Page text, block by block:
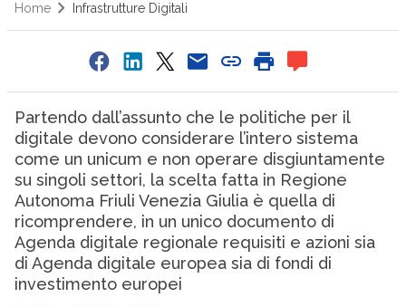
Home Infrastrutture Digitali
Partendo dall’assunto che le politiche per il
digitale devono considerare l’intero sistema
come un unicum e non operare disgiuntamente
su singoli settori, la scelta fatta in Regione
Autonoma Friuli Venezia Giulia è quella di
ricomprendere, in un unico documento di
Agenda digitale regionale requisiti e azioni sia
di Agenda digitale europea sia di fondi di
investimento europei